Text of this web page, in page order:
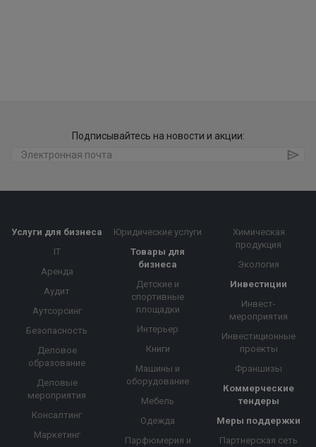
Подписывайтесь на новости и акции:
Услуги для бизнеса
IT
Аренда
Аудит
Аутсорсинг
Безопасность
Деловое
образование
Деловые
мероприятия
Консалтинг
Маркетинг
Юридические услуги
Товары для
бизнеса
Детские и
спортивные
площадки
Интерьер
Книги
Машины и
оборудование
Мебель
Одежда
Парфюмерия и
Химическая
продукция
Экология
Инвестиции
Инвест-
мероприятия
Инвестиционные
проекты
Франшизы
Коммерческие
тендеры
Меры поддержки
Партнерская сеть